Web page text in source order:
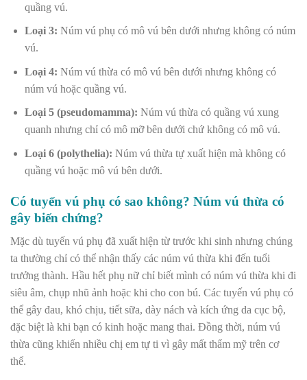
quầng vú.
Loại 3: Núm vú phụ có mô vú bên dưới nhưng không có núm
vú.
Loại 4: Núm vú thừa có mô vú bên dưới nhưng không có
núm vú hoặc quầng vú.
Loại 5 (pseudomamma): Núm vú thừa có quầng vú xung
quanh nhưng chỉ có mô mỡ bên dưới chứ không có mô vú.
Loại 6 (polythelia): Núm vú thừa tự xuất hiện mà không có
quầng vú hoặc mô vú bên dưới.
Có tuyến vú phụ có sao không? Núm vú thừa có
gây biến chứng?
Mặc dù tuyến vú phụ đã xuất hiện từ trước khi sinh nhưng chúng
ta thường chỉ có thể nhận thấy các núm vú thừa khi đến tuổi
trưởng thành. Hầu hết phụ nữ chỉ biết mình có núm vú thừa khi đi
siêu âm, chụp nhũ ảnh hoặc khi cho con bú. Các tuyến vú phụ có
thể gây đau, khó chịu, tiết sữa, dày nách và kích ứng da cục bộ,
đặc biệt là khi bạn có kinh hoặc mang thai. Đồng thời, núm vú
thừa cũng khiến nhiều chị em tự ti vì gây mất thẩm mỹ trên cơ
thể.